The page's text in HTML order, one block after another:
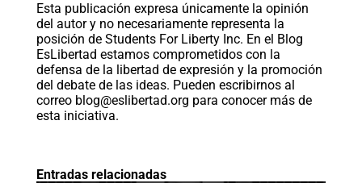
Esta publicación expresa únicamente la opinión
del autor y no necesariamente representa la
posición de Students For Liberty Inc. En el Blog
EsLibertad estamos comprometidos con la
defensa de la libertad de expresión y la promoción
del debate de las ideas. Pueden escribirnos al
correo blog@eslibertad.org para conocer más de
esta iniciativa.
Entradas relacionadas